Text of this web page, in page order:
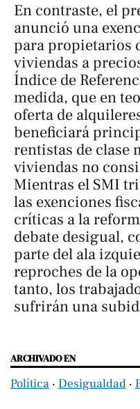
En contraste, el
anunció una
para propietarios
viviendas a
Índice de
medida, que en
oferta de
beneficiará
rentistas de clase
viviendas no
Mientras el SMI
las exenciones
críticas a la
debate desigual,
parte del ala
reproches de la
tanto, los
sufrirán una
ARCHIVADO EN
Política ‧ Desigualdad ‧